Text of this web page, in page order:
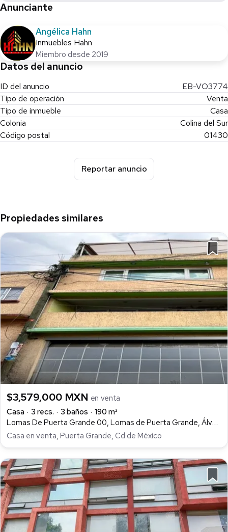
Anunciante
Angélica Hahn
Inmuebles Hahn
Miembro desde 2019
Datos del anuncio
ID del anuncio
EB-VO3774
Tipo de operación
Venta
Tipo de inmueble
Casa
Colonia
Colina del Sur
Código postal
01430
Reportar anuncio
Propiedades similares
$3,579,000 MXN en venta
Casa
3 recs. 3 baños
190 m²
Lomas De Puerta Grande 00, Lomas de Puerta Grande, Álvaro Obregón
Casa en venta, Puerta Grande, Cd de México